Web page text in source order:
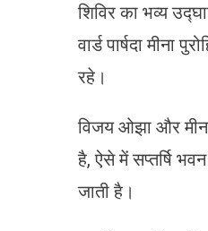
शिविर का भव्य
वार्ड पार्षदा
रहे। ​
विजय ओझा और
है, ऐसे में सप्तर्षि
जाती है।